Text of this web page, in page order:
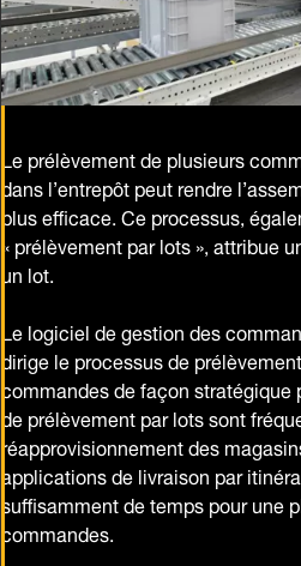
Le prélèvement de plusieurs
dans l’entrepôt peut rendre
plus efficace. Ce processus,
« prélèvement par lots », attribue
un lot.
Le logiciel de gestion des
dirige le processus de
commandes de façon
de prélèvement par lots sont
réapprovisionnement des
applications de livraison par
suffisamment de temps pour une
commandes.